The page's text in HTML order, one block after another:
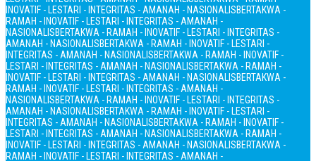
INOVATIF - LESTARI - INTEGRITAS - AMANAH - NASIONALISBERTAKWA -
RAMAH - INOVATIF - LESTARI - INTEGRITAS - AMANAH -
NASIONALISBERTAKWA - RAMAH - INOVATIF - LESTARI - INTEGRITAS -
AMANAH - NASIONALISBERTAKWA - RAMAH - INOVATIF - LESTARI -
INTEGRITAS - AMANAH - NASIONALISBERTAKWA - RAMAH - INOVATIF -
LESTARI - INTEGRITAS - AMANAH - NASIONALISBERTAKWA - RAMAH -
INOVATIF - LESTARI - INTEGRITAS - AMANAH - NASIONALISBERTAKWA -
RAMAH - INOVATIF - LESTARI - INTEGRITAS - AMANAH -
NASIONALISBERTAKWA - RAMAH - INOVATIF - LESTARI - INTEGRITAS -
AMANAH - NASIONALISBERTAKWA - RAMAH - INOVATIF - LESTARI -
INTEGRITAS - AMANAH - NASIONALISBERTAKWA - RAMAH - INOVATIF -
LESTARI - INTEGRITAS - AMANAH - NASIONALISBERTAKWA - RAMAH -
INOVATIF - LESTARI - INTEGRITAS - AMANAH - NASIONALISBERTAKWA -
RAMAH - INOVATIF - LESTARI - INTEGRITAS - AMANAH -